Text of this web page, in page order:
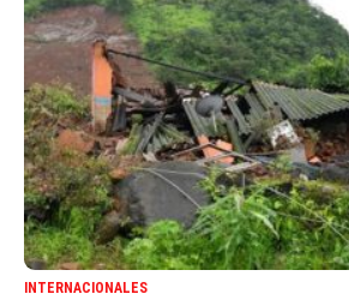
INTERNACIONALES